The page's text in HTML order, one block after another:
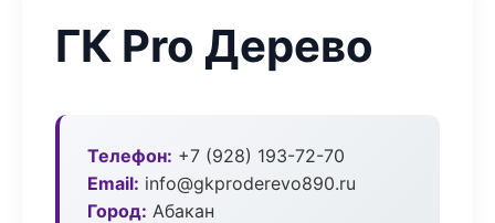
ГК Pro Дерево
Телефон: +7 (928) 193-72-70
Email: info@gkproderevo890.ru
Город: Абакан